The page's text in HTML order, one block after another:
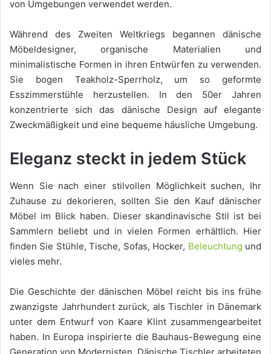
von Umgebungen verwendet werden.
Während des Zweiten Weltkriegs begannen dänische
Möbeldesigner, organische Materialien und
minimalistische Formen in ihren Entwürfen zu verwenden.
Sie bogen Teakholz-Sperrholz, um so geformte
Esszimmerstühle herzustellen. In den 50er Jahren
konzentrierte sich das dänische Design auf elegante
Zweckmäßigkeit und eine bequeme häusliche Umgebung.
Eleganz steckt in jedem Stück
Wenn Sie nach einer stilvollen Möglichkeit suchen, Ihr
Zuhause zu dekorieren, sollten Sie den Kauf dänischer
Möbel im Blick haben. Dieser skandinavische Stil ist bei
Sammlern beliebt und in vielen Formen erhältlich. Hier
finden Sie Stühle, Tische, Sofas, Hocker, Beleuchtung und
vieles mehr.
Die Geschichte der dänischen Möbel reicht bis ins frühe
zwanzigste Jahrhundert zurück, als Tischler in Dänemark
unter dem Entwurf von Kaare Klint zusammengearbeitet
haben. In Europa inspirierte die Bauhaus-Bewegung eine